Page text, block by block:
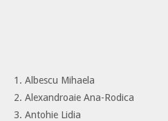
1. Albescu Mihaela
2. Alexandroaie Ana-Rodica
3. Antohie Lidia